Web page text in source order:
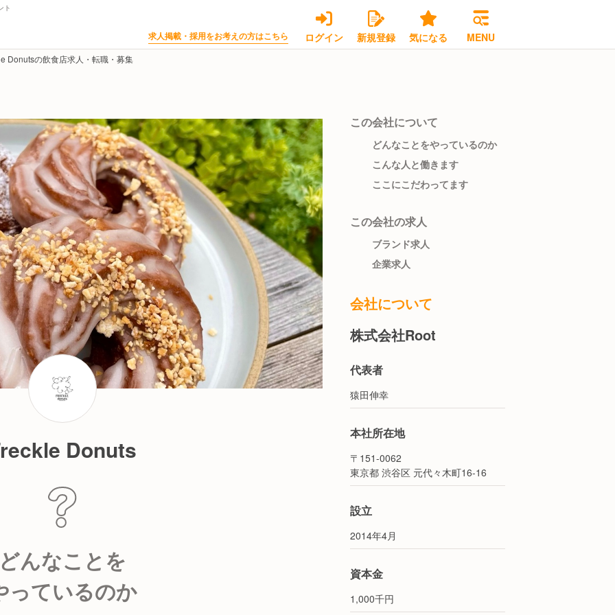
ト
求人掲載・採用をお考えの方はこちら ログイン 新規登録 気になる MENU
Donutsの飲食店求人・転職・募集
Donuts
んなことを
っているのか
この会社について
どんなことをやっているのか
こんな人と働きます
ここにこだわってます
この会社の求人
ブランド求人
企業求人
会社について
株式会社Root
代表者
猿田伸幸
本社所在地
〒151-0062
東京都 渋谷区 元代々木町16-16
設立
2014年4月
資本金
1,000千円